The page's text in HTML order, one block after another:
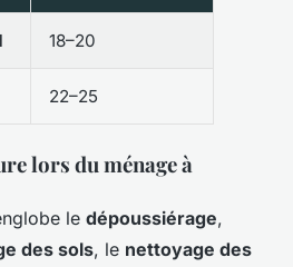
18–20
22–25
lors du ménage à
le dépoussiérage,
des sols, le nettoyage des